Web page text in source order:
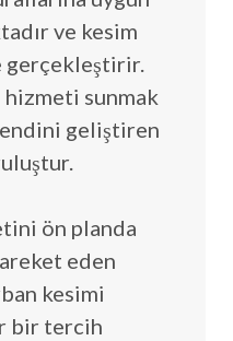
ve kesim
sunmak
geliştiren
ön planda
eden
kesimi
bir tercih